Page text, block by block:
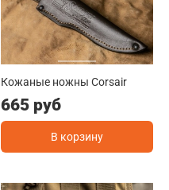
Кожаные ножны Corsair
665 руб
В корзину